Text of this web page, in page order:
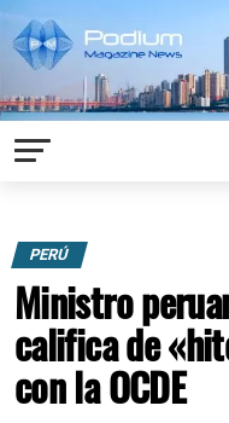
PERÚ
Ministro
califica de
con la OCDE